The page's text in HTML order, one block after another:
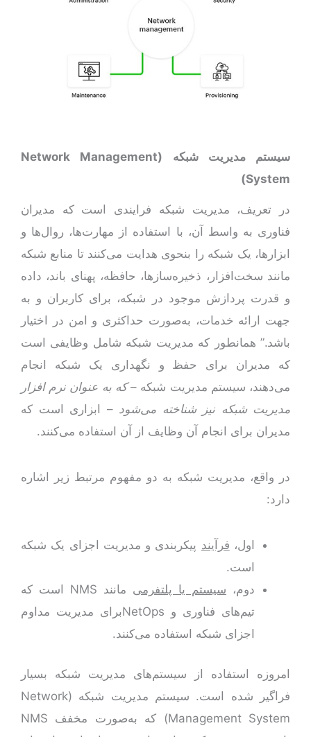
سیستم مدیریت شبکه (Network Management
System
)
در تعریف، مدیریت شبکه فرایندی است که مدیران
فناوری به واسط آن، با استفاده از مهارت‌ها، روال‌ها و
ابزارها، یک شبکه را بنحوی هدایت می‌کنند تا منابع شبکه
مانند سخت‌افزار، ذخیره‌ساز‌ها، حافظه، پهنای باند، داده
و قدرت پردازش موجود در شبکه، برای کاربران و به‌
جهت ارائه خدمات، به‌صورت حداکثری و امن در اختیار
باشد.” همانطور که مدیریت شبکه شامل وظایفی است
که مدیران برای حفظ و نگهداری یک شبکه انجام
می‌دهند، سیستم مدیریت شبکه –که به عنوان نرم افزار
مدیریت شبکه نیز شناخته می‌شود– ابزاری است که
مدیران برای انجام آن وظایف از آن استفاده می‌کنند.
در واقع، مدیریت شبکه به دو مفهوم مرتبط زیر اشاره
دارد:
اول، فرآیند پیکربندی و مدیریت اجزای یک شبکه
است.
دوم، سیستم یا پلتفرمی
مانند NMS است که
تیم‌های فناوری و NetOpsبرای مدیریت مداوم
اجزای شبکه استفاده می‌کنند.
امروزه استفاده از سیستم‌های مدیریت شبکه بسیار
فراگیر شده است. سیستم مدیریت شبکه (Network
Management System) که به‌صورت مخفف NMS